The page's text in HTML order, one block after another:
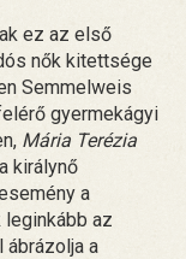
ez az első
nők kitettsége
Semmelweis
gyermekágyi
Mária Terézia
királynő
a
leginkább az
a